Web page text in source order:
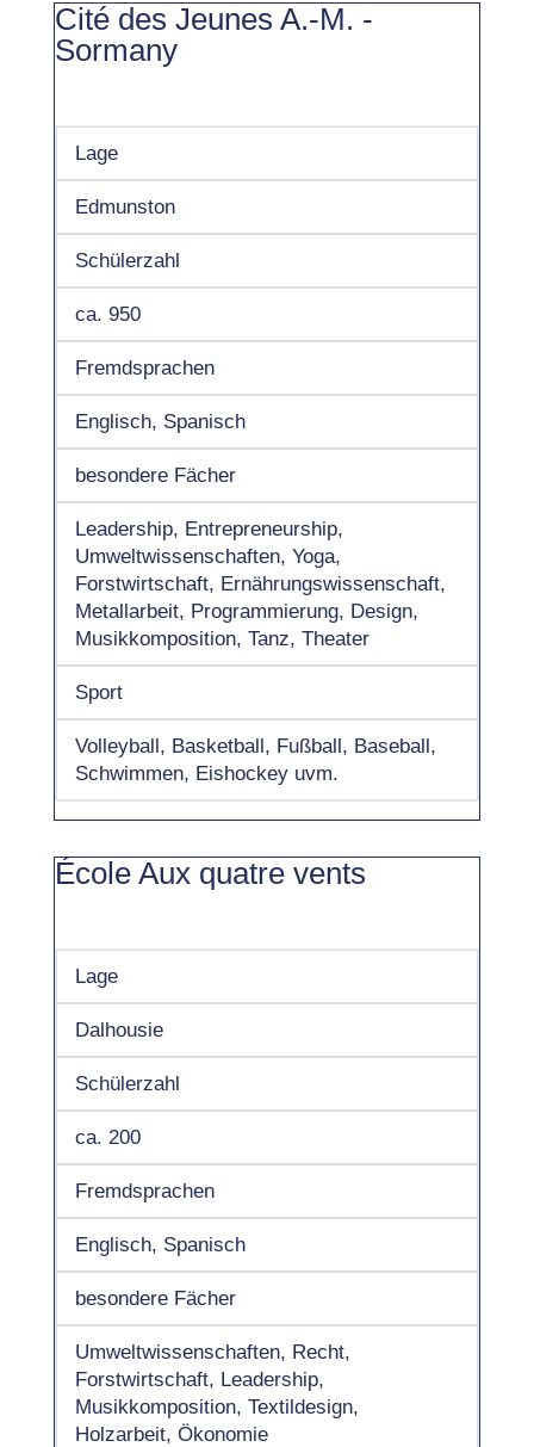
Cité des Jeunes A.-M. -
Sormany
Lage
Edmunston
Schülerzahl
ca. 950
Fremdsprachen
Englisch, Spanisch
besondere Fächer
Leadership, Entrepreneurship,
Umweltwissenschaften, Yoga,
Forstwirtschaft, Ernährungswissenschaft,
Metallarbeit, Programmierung, Design,
Musikkomposition, Tanz, Theater
Sport
Volleyball, Basketball, Fußball, Baseball,
Schwimmen, Eishockey uvm.
École Aux quatre vents
Lage
Dalhousie
Schülerzahl
ca. 200
Fremdsprachen
Englisch, Spanisch
besondere Fächer
Umweltwissenschaften, Recht,
Forstwirtschaft, Leadership,
Musikkomposition, Textildesign,
Holzarbeit, Ökonomie